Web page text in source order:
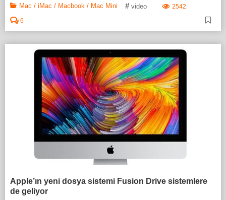
Mac / iMac / Macbook / Mac Mini # video
2542
6
Apple’ın yeni dosya sistemi Fusion Drive sistemlere
de geliyor